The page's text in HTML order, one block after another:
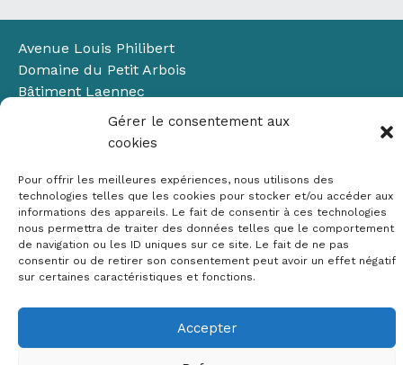
Gérer le consentement aux
cookies
Pour offrir les meilleures expériences, nous utilisons des
technologies telles que les cookies pour stocker et/ou accéder aux
informations des appareils. Le fait de consentir à ces technologies
nous permettra de traiter des données telles que le comportement
de navigation ou les ID uniques sur ce site. Le fait de ne pas
consentir ou de retirer son consentement peut avoir un effet négatif
sur certaines caractéristiques et fonctions.
Accepter
Avenue Louis Philibert
Domaine du Petit Arbois
Bâtiment Laennec
13100 Aix-en-Provence
04 42 90 71 22
Mentions légales
RGPD
Politique de cookies (UE)